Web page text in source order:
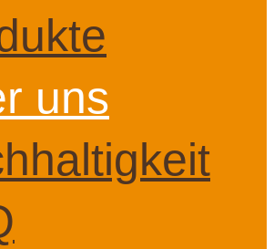
uns